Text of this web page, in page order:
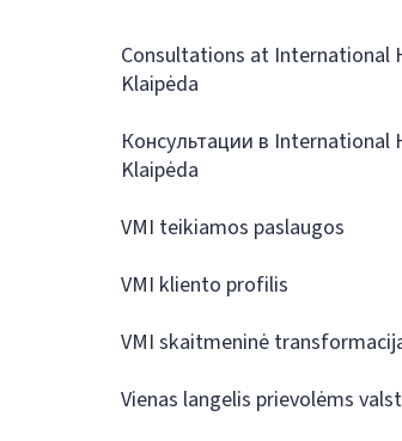
Consultations at International
Klaipėda
Консультации в International
Klaipėda
VMI teikiamos paslaugos
VMI kliento profilis
VMI skaitmeninė
Vienas langelis prievolėms